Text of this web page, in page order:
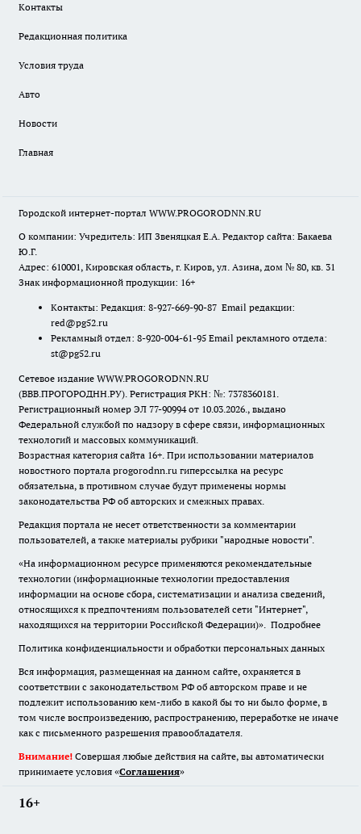
Контакты
Редакционная политика
Условия труда
Авто
Новости
Главная
Городской интернет-портал WWW.PROGORODNN.RU
О компании: Учредитель: ИП Звеняцкая Е.А. Редактор сайта: Бакаева
Ю.Г.
Адрес: 610001, Кировская область, г. Киров, ул. Азина, дом № 80, кв. 31
Знак информационной продукции: 16+
Контакты: Редакция: 8-927-669-90-87 Email редакции:
red@pg52.ru
Рекламный отдел: 8-920-004-61-95 Email рекламного отдела:
st@pg52.ru
Сетевое издание WWW.PROGORODNN.RU
(ВВВ.ПРОГОРОДНН.РУ). Регистрация РКН: №: 7378360181.
Регистрационный номер ЭЛ 77-90994 от 10.03.2026., выдано
Федеральной службой по надзору в сфере связи, информационных
технологий и массовых коммуникаций.
Возрастная категория сайта 16+. При использовании материалов
новостного портала progorodnn.ru гиперссылка на ресурс
обязательна, в противном случае будут применены нормы
законодательства РФ об авторских и смежных правах.
Редакция портала не несет ответственности за комментарии
пользователей, а также материалы рубрики "народные новости".
«На информационном ресурсе применяются рекомендательные
технологии (информационные технологии предоставления
информации на основе сбора, систематизации и анализа сведений,
относящихся к предпочтениям пользователей сети "Интернет",
находящихся на территории Российской Федерации)». Подробнее
Политика конфиденциальности и обработки персональных данных
Вся информация, размещенная на данном сайте, охраняется в
соответствии с законодательством РФ об авторском праве и не
подлежит использованию кем-либо в какой бы то ни было форме, в
том числе воспроизведению, распространению, переработке не иначе
как с письменного разрешения правообладателя.
Внимание! Совершая любые действия на сайте, вы автоматически
принимаете условия «Cоглашения»
16+